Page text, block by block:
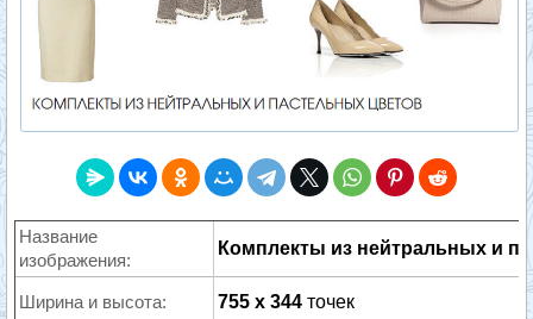
Название
изображения:
Комплекты из нейтральных и
Ширина и высота: 755 x 344 точек